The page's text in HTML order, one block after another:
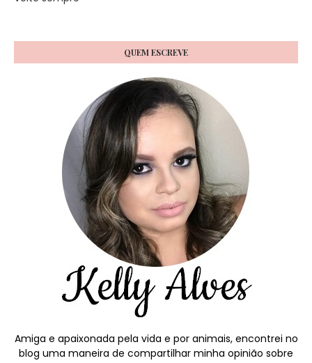
QUEM ESCREVE
Amiga e apaixonada pela vida e por animais, encontrei no
blog uma maneira de compartilhar minha opinião sobre